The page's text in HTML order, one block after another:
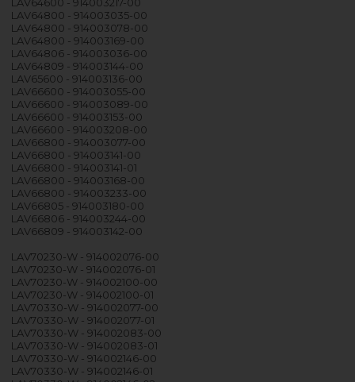
LAV64800 - 914003035-00
LAV64800 - 914003078-00
LAV64800 - 914003169-00
LAV64806 - 914003036-00
LAV64809 - 914003144-00
LAV65600 - 914003136-00
LAV66600 - 914003055-00
LAV66600 - 914003089-00
LAV66600 - 914003153-00
LAV66600 - 914003208-00
LAV66800 - 914003077-00
LAV66800 - 914003141-00
LAV66800 - 914003141-01
LAV66800 - 914003168-00
LAV66800 - 914003233-00
LAV66805 - 914003180-00
LAV66806 - 914003244-00
LAV66809 - 914003142-00
LAV70230-W - 914002076-00
LAV70230-W - 914002076-01
LAV70230-W - 914002100-00
LAV70230-W - 914002100-01
LAV70330-W - 914002077-00
LAV70330-W - 914002077-01
LAV70330-W - 914002083-00
LAV70330-W - 914002083-01
LAV70330-W - 914002146-00
LAV70330-W - 914002146-01